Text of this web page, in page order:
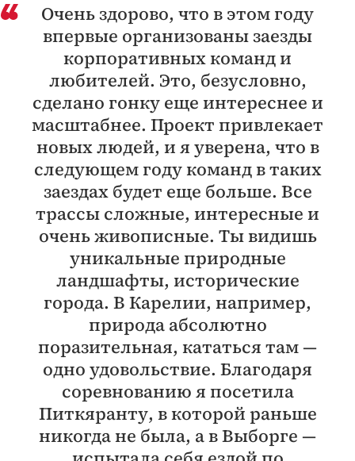
Очень здорово, что в этом году
впервые организованы заезды
корпоративных команд и
любителей. Это, безусловно,
сделано гонку еще интереснее и
масштабнее. Проект привлекает
новых людей, и я уверена, что в
следующем году команд в таких
заездах будет еще больше. Все
трассы сложные, интересные и
очень живописные. Ты видишь
уникальные природные
ландшафты, исторические
города. В Карелии, например,
природа абсолютно
поразительная, кататься там —
одно удовольствие. Благодаря
соревнованию я посетила
Питкяранту, в которой раньше
никогда не была, а в Выборге —